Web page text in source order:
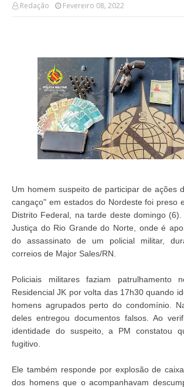
Redação Fevereiro 08, 2022
Um homem suspeito de participar de ações
cangaço" em estados do Nordeste foi preso
Distrito Federal, na tarde deste domingo
Justiça do Rio Grande do Norte, onde é
do assassinato de um policial militar,
correios de Major Sales/RN.
Policiais militares faziam patrulhamento
Residencial JK por volta das 17h30 quando
homens agrupados perto do condomínio.
deles entregou documentos falsos. Ao
identidade do suspeito, a PM constatou
fugitivo.
Ele também responde por explosão de
dos homens que o acompanhavam